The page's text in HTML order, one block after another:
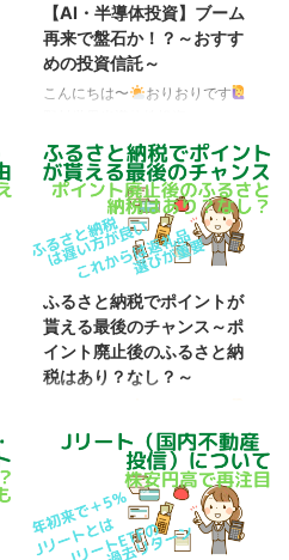
【AI・半導体投資】ブーム
再来で盤石か！？～おすす
めの投資信託～
こんにちは〜
おりおりです
半）、年初来で45％アップ 現
在、中東情勢の先行きは、極めて
不透明な状態が続いていますが、
株に関しては意外と好調で、中で
もAI・半導体関連株は絶好調で
す。 今年の年初（2026年1月5
日）を100とした場合の現在
（2026年5月15日）までの値動
き ※円ベース S&P500
TRNASDAQ100 TRMSCI ACWI
TR日経平均 TRFANG+ゴールド
ふるさと納税でポイントが
貰える最後のチャンス～ポ
イント廃止後のふるさと納
税はあり？なし？～
2025年9月30日の寄付完了分ま
で 2024年6月に見直された総務
省の指定基準により、2025年10
月1日から、ポータルサイトによ
るふるさと納税へのポイント付与
ができなくなります。 ・ 寄附